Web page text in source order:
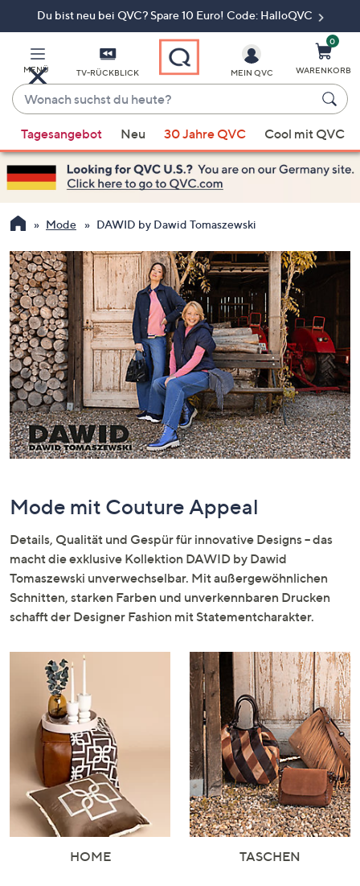
Du bist neu bei QVC? Spare 10 Euro! Code: HalloQVC
MENÜ TV-RÜCKBLICK
Wonach
suchst
du
heute?
Vorschläge
verfügbar
sind,
verwenden
Sie
Pfeiltasten
nach
oben
und
nach
unten
oder
wischen
Sie
auf
Touch-
links
rechts,
um
diese
anzuzeigen.
MEIN QVC
0
WARENKORB
Tagesangebot Neu 30 Jahre QVC Cool mit QVC
Mode DAWID by Dawid Tomaszewski
Mode mit Couture Appeal
Details, Qualität und Gespür für innovative Designs – das
macht die exklusive Kollektion DAWID by Dawid
Tomaszewski unverwechselbar. Mit außergewöhnlichen
Schnitten, starken Farben und unverkennbaren Drucken
schafft der Designer Fashion mit Statementcharakter.
HOME TASCHEN